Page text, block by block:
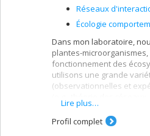
Réseaux
Écologie
Dans mon laboratoire,
plantes-
fonctionnement des
utilisons une grande
(observationnelles et
pour tester des
appliquées en écologie
de ma recherche vise
Lire plus…
Profil complet